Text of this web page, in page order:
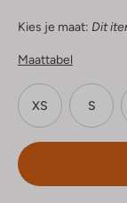
Kies je maat: Dit
Maattabel
XS S